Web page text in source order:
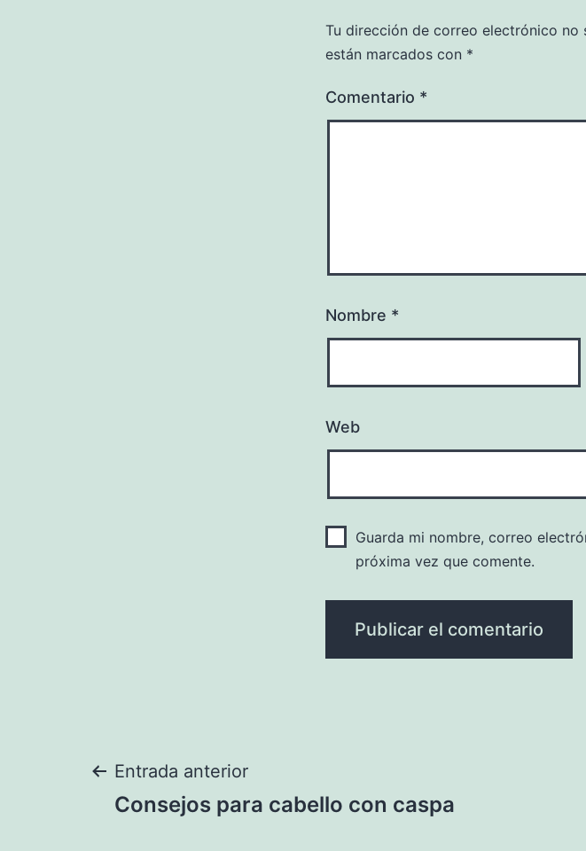
Tu dirección de correo electrónico no
están marcados con *
Comentario *
Nombre *
Web
Guarda mi nombre, correo
próxima vez que comente.
Navegación
Entrada anterior
Consejos para cabello con caspa